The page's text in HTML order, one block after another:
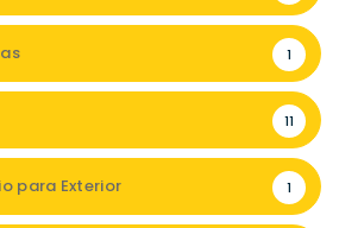
1
11
para Exterior 1